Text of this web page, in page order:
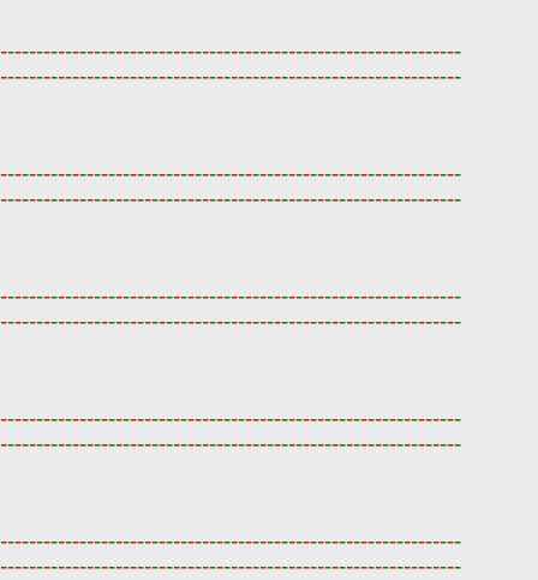
----------------------------------------------------------------
----------------------------------------------------------------
----------------------------------------------------------------
----------------------------------------------------------------
----------------------------------------------------------------
----------------------------------------------------------------
----------------------------------------------------------------
----------------------------------------------------------------
----------------------------------------------------------------
----------------------------------------------------------------